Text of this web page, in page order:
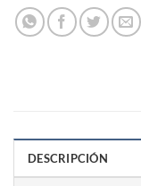
DESCRIPCIÓN